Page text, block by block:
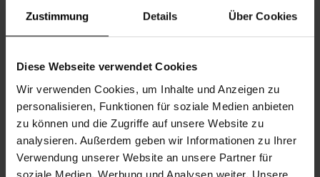
Zustimmung Details Über Cookies
Diese Webseite verwendet Cookies
Wir verwenden Cookies, um Inhalte und Anzeigen zu
personalisieren, Funktionen für soziale Medien anbieten
zu können und die Zugriffe auf unsere Website zu
analysieren. Außerdem geben wir Informationen zu Ihrer
Verwendung unserer Website an unsere Partner für
soziale Medien, Werbung und Analysen weiter. Unsere
Informationen zur Veranstaltung
Beginn Montag, 22.06.2026,
10.00 -
11.00
Unkostenbeitrag € 2,00